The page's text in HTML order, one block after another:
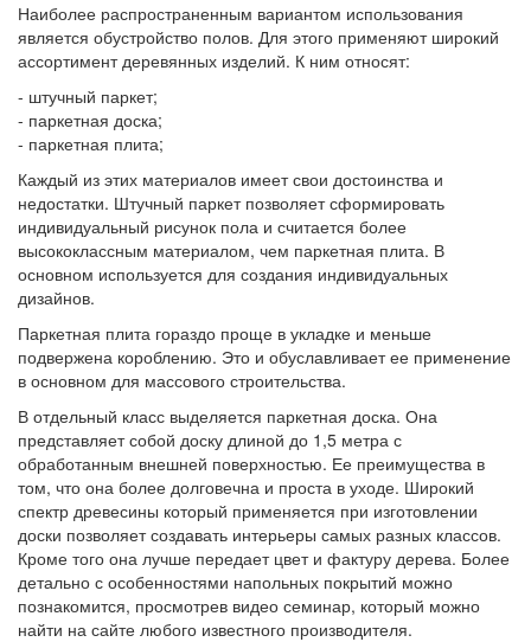
Наиболее распространенным вариантом использования
является обустройство полов. Для этого применяют широкий
ассортимент деревянных изделий. К ним относят:
- штучный паркет;
- паркетная доска;
- паркетная плита;
Каждый из этих материалов имеет свои достоинства и
недостатки. Штучный паркет позволяет сформировать
индивидуальный рисунок пола и считается более
высококлассным материалом, чем паркетная плита. В
основном используется для создания индивидуальных
дизайнов.
Паркетная плита гораздо проще в укладке и меньше
подвержена короблению. Это и обуславливает ее применение
в основном для массового строительства.
В отдельный класс выделяется паркетная доска. Она
представляет собой доску длиной до 1,5 метра с
обработанным внешней поверхностью. Ее преимущества в
том, что она более долговечна и проста в уходе. Широкий
спектр древесины который применяется при изготовлении
доски позволяет создавать интерьеры самых разных классов.
Кроме того она лучше передает цвет и фактуру дерева. Более
детально с особенностями напольных покрытий можно
познакомится, просмотрев видео семинар, который можно
найти на сайте любого известного производителя.